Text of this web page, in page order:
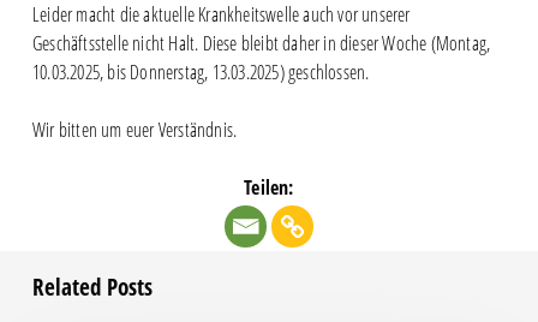
Leider macht die aktuelle Krankheitswelle auch vor unserer
Geschäftsstelle nicht Halt. Diese bleibt daher in dieser Woche (Montag,
10.03.2025, bis Donnerstag, 13.03.2025) geschlossen.
Wir bitten um euer Verständnis.
Teilen:
Related Posts